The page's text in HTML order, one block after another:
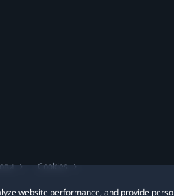
website performance, and provide
Cookies